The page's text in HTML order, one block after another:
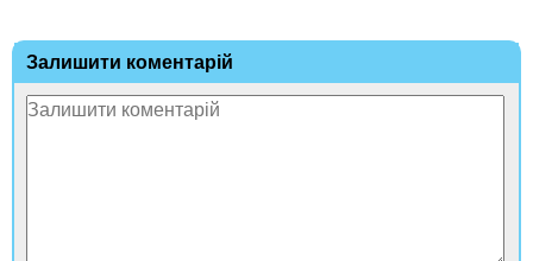
Залишити коментарій